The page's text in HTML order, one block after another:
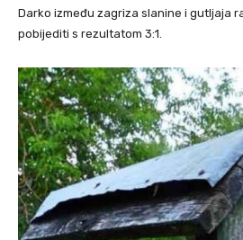
Darko između zagriza slanine i gutljaja
pobijediti s rezultatom 3:1.